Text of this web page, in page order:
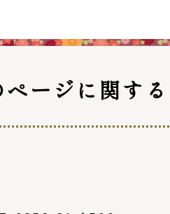
報サイト
ページに関する